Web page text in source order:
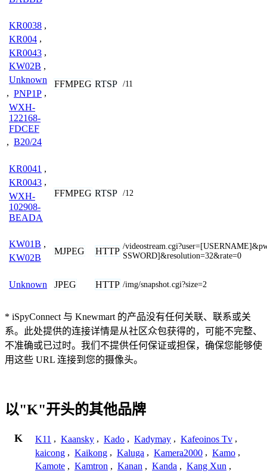
KR0038 ,
KR004 ,
KR0043 ,
KW02B ,
Unknown
, PNP1P ,
WXH-
122168-
FDCEF
, B20/24
FFMPEG RTSP /11
KR0041 ,
KR0043 ,
WXH-
102908-
BEADA
FFMPEG RTSP /12
KW01B ,
KW02B
MJPEG HTTP /
SSWORD]&resolution=32&rate=0
Unknown JPEG HTTP /img/snapshot.cgi?size=2
* iSpyConnect 与 Knewmart 的产品没有任何关联、联系或关
系。此处提供的连接详情是从社区众包获得的，可能不完整、
不准确或已过时。我们不提供任何保证或担保，确保您能够使
用这些 URL 连接到您的摄像头。
以"K"开头的其他品牌
K K11 , Kaansky , Kado , Kadymay , Kafeoinos Tv ,
kaicong , Kaikong , Kaluga , Kamera2000 , Kamo ,
Kamote , Kamtron , Kanan , Kanda , Kang Xun ,